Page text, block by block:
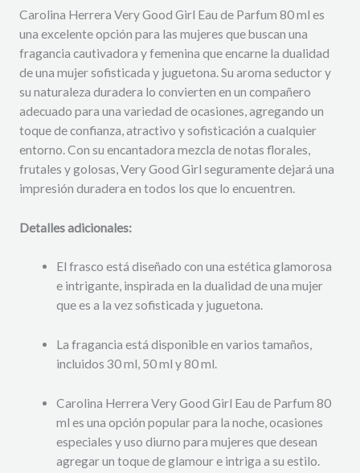
Carolina Herrera Very Good Girl Eau de Parfum 80 ml es
una excelente opción para las mujeres que buscan una
fragancia cautivadora y femenina que encarne la dualidad
de una mujer sofisticada y juguetona. Su aroma seductor y
su naturaleza duradera lo convierten en un compañero
adecuado para una variedad de ocasiones, agregando un
toque de confianza, atractivo y sofisticación a cualquier
entorno. Con su encantadora mezcla de notas florales,
frutales y golosas, Very Good Girl seguramente dejará una
impresión duradera en todos los que lo encuentren.
Detalles adicionales:
El frasco está diseñado con una estética glamorosa
e intrigante, inspirada en la dualidad de una mujer
que es a la vez sofisticada y juguetona.
La fragancia está disponible en varios tamaños,
incluidos 30 ml, 50 ml y 80 ml.
Carolina Herrera Very Good Girl Eau de Parfum 80
ml es una opción popular para la noche, ocasiones
especiales y uso diurno para mujeres que desean
agregar un toque de glamour e intriga a su estilo.